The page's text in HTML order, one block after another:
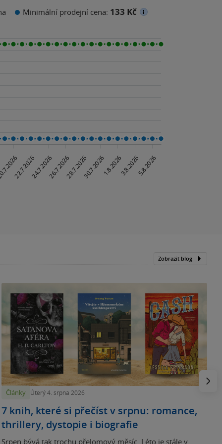
Minimální prodejní cena: 133 Kč
Zobrazit blog
Články Úterý 4. srpna 2026
7 knih, které si přečíst v srpnu: romance,
thrillery, dystopie i biografie
Srpen bývá tak trochu přelomový měsíc. Léto je stále v